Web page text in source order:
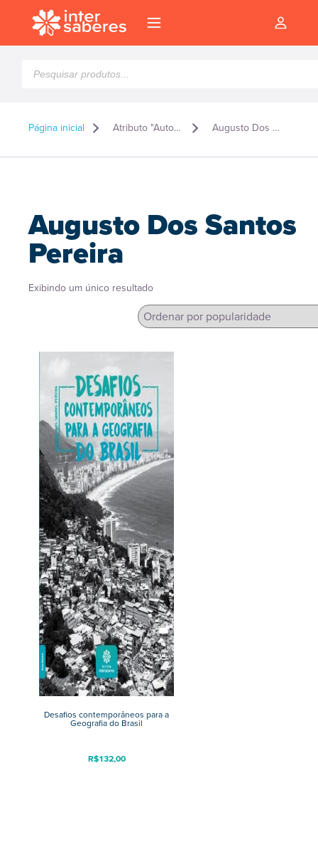
produtos
Página inicial Atributo "Autor" de produto Augusto Dos Santos Pereira
Augusto Dos Santos
Pereira
Exibindo um único resultado
Desafios contemporâneos para a
Geografia do Brasil
R$132,00